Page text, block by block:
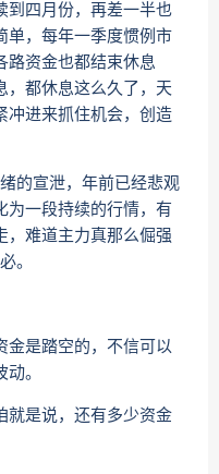
到四月份，再差一半也
单，每年一季度惯例市
路资金也都结束休息
，都休息这么久了，天
冲进来抓住机会，创造
的宣泄，年前已经悲观
为一段持续的行情，有
，难道主力真那么倔强
。
金是踏空的，不信可以
。
就是说，还有多少资金